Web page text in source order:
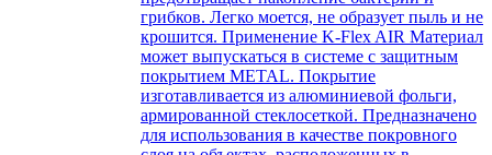
грибков. Легко моется, не образует пыль и не
крошится. Применение K-Flex AIR Материал
может выпускаться в системе c защитным
покрытием METAL. Покрытие
изготавливается из алюминиевой фольги,
армированной стеклосеткой. Предназначено
для использования в качестве покровного